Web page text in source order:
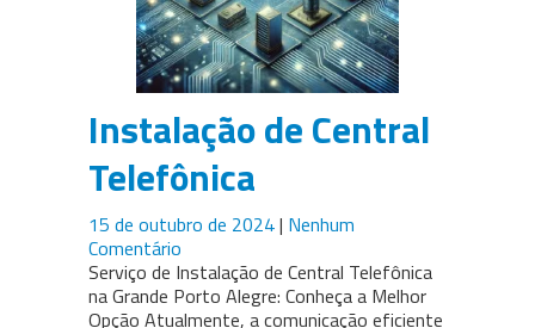
Instalação de Central
Telefônica
15 de outubro de 2024| Nenhum
Comentário
Serviço de Instalação de Central Telefônica
na Grande Porto Alegre: Conheça a Melhor
Opção Atualmente, a comunicação eficiente